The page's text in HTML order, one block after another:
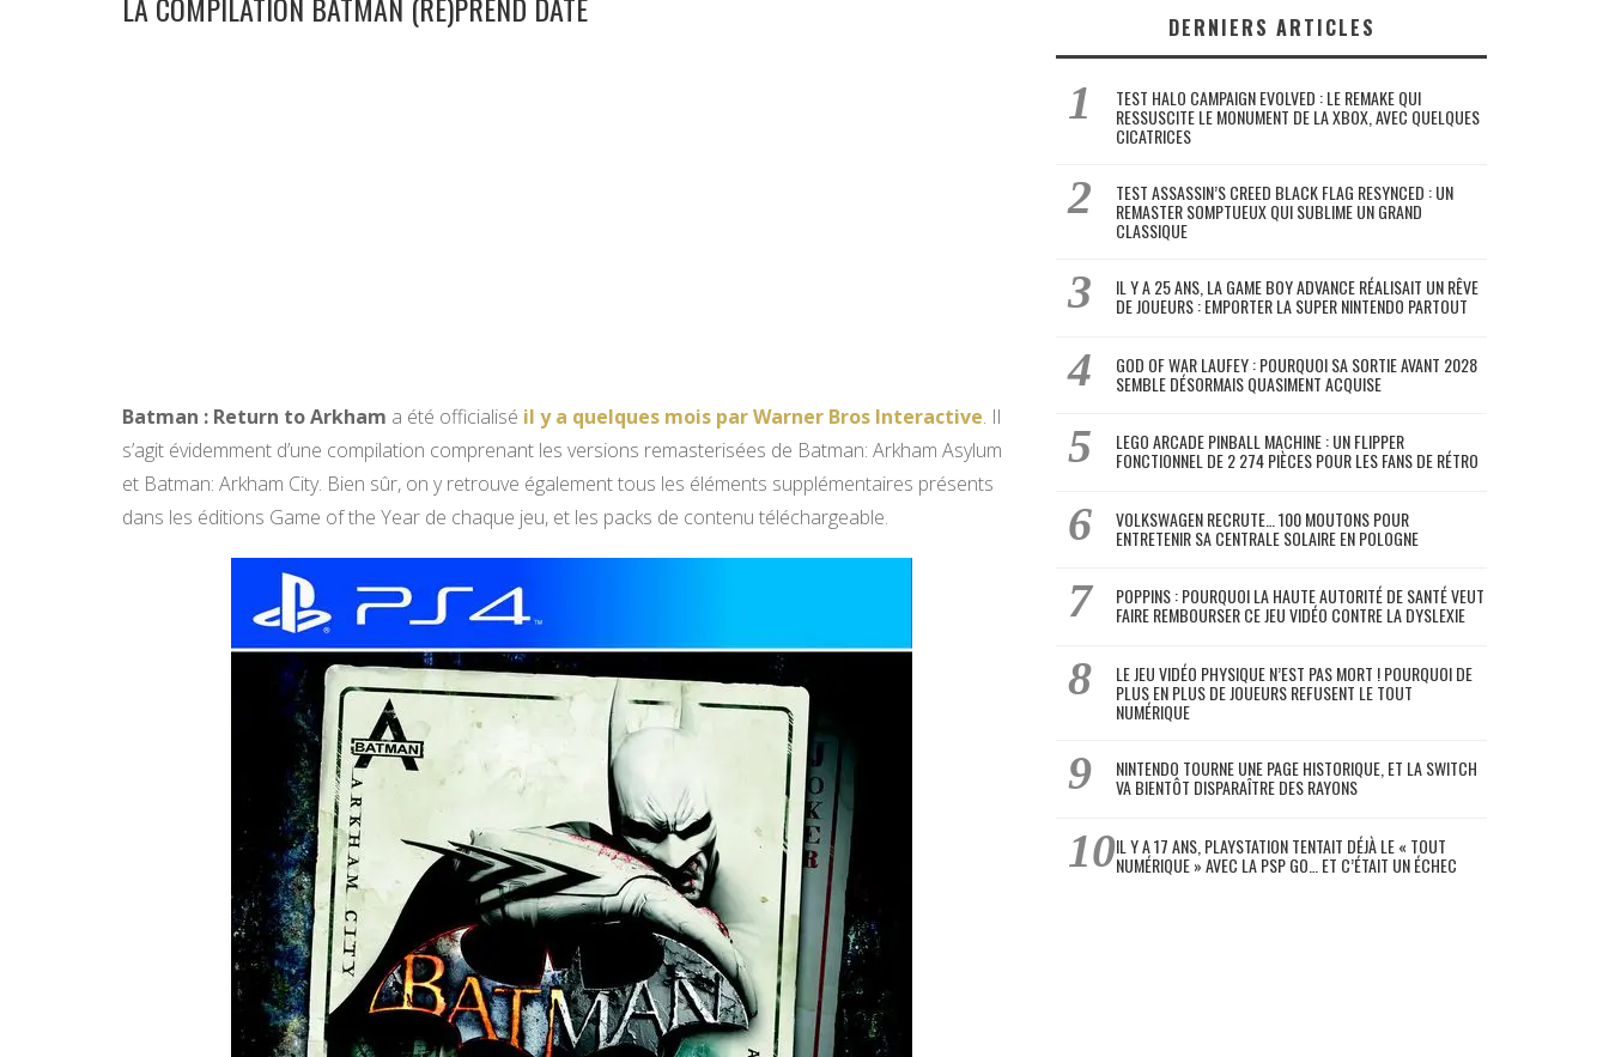
Batman : Return to Arkham a été officialisé il y a quelques mois par Warner Bros Interactive. Il
s’agit évidemment d’une compilation comprenant les versions remasterisées de Batman: Arkham Asylum
et Batman: Arkham City. Bien sûr, on y retrouve également tous les éléments supplémentaires présents
dans les éditions Game of the Year de chaque jeu, et les packs de contenu téléchargeable.
DERNIERS ARTICLES
TEST HALO CAMPAIGN EVOLVED : LE REMAKE QUI
RESSUSCITE LE MONUMENT DE LA XBOX, AVEC QUELQUES
CICATRICES
TEST ASSASSIN’S CREED BLACK FLAG RESYNCED : UN
REMASTER SOMPTUEUX QUI SUBLIME UN GRAND
CLASSIQUE
IL Y A 25 ANS, LA GAME BOY ADVANCE RÉALISAIT UN RÊVE
DE JOUEURS : EMPORTER LA SUPER NINTENDO PARTOUT
GOD OF WAR LAUFEY : POURQUOI SA SORTIE AVANT 2028
SEMBLE DÉSORMAIS QUASIMENT ACQUISE
LEGO ARCADE PINBALL MACHINE : UN FLIPPER
FONCTIONNEL DE 2 274 PIÈCES POUR LES FANS DE RÉTRO
VOLKSWAGEN RECRUTE… 100 MOUTONS POUR
ENTRETENIR SA CENTRALE SOLAIRE EN POLOGNE
POPPINS : POURQUOI LA HAUTE AUTORITÉ DE SANTÉ VEUT
FAIRE REMBOURSER CE JEU VIDÉO CONTRE LA DYSLEXIE
LE JEU VIDÉO PHYSIQUE N’EST PAS MORT ! POURQUOI DE
PLUS EN PLUS DE JOUEURS REFUSENT LE TOUT
NUMÉRIQUE
NINTENDO TOURNE UNE PAGE HISTORIQUE, ET LA SWITCH
VA BIENTÔT DISPARAÎTRE DES RAYONS
IL Y A 17 ANS, PLAYSTATION TENTAIT DÉJÀ LE « TOUT
NUMÉRIQUE » AVEC LA PSP GO… ET C’ÉTAIT UN ÉCHEC